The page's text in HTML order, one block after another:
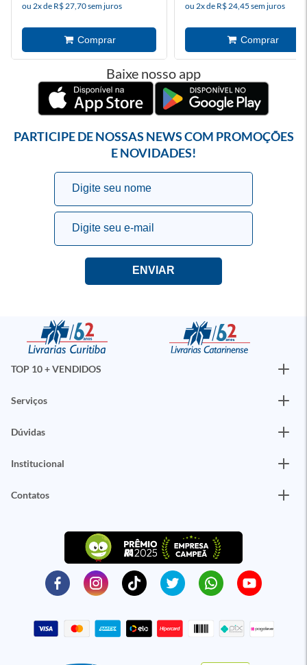
ou 2x de R$ 27,70 sem juros ou 2x de R$ 24,45 sem juros
Baixe nosso app
PARTICIPE DE NOSSAS NEWS COM PROMOÇÕES
E NOVIDADES!
TOP 10 + VENDIDOS
Serviços
Dúvidas
Institucional
Contatos